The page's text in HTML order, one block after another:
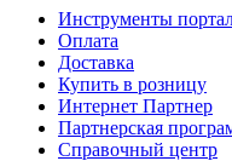
Инструменты
Оплата
Доставка
Купить в розницу
Интернет Партнер
Партнерская
Справочный центр